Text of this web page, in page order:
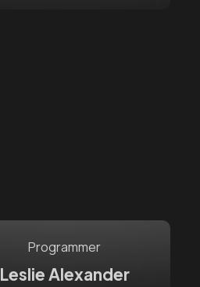
Programmer
Leslie Alexander